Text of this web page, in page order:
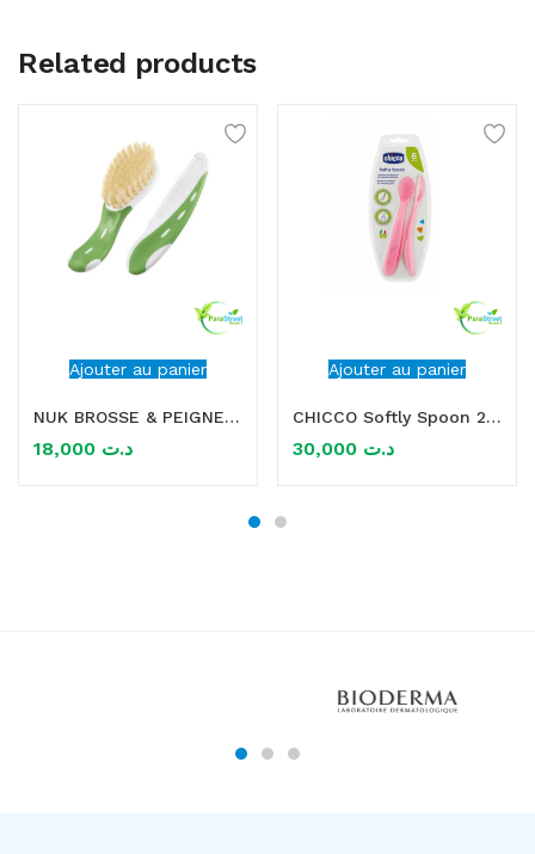
Related products
Ajouter au panier
NUK BROSSE & PEIGNE BEBE
د.ت
Ajouter au panier
CHICCO Softly Spoon 2 Cuillères Souples 6m+ – Rose
د.ت